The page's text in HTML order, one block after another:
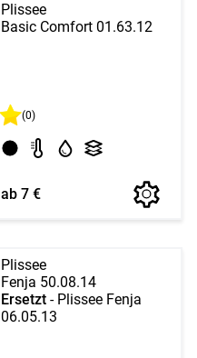
Plissee
Basic Comfort 01.63.12
(0)
ab 7 €
Plissee
Fenja 50.08.14
Ersetzt - Plissee Fenja
06.05.13